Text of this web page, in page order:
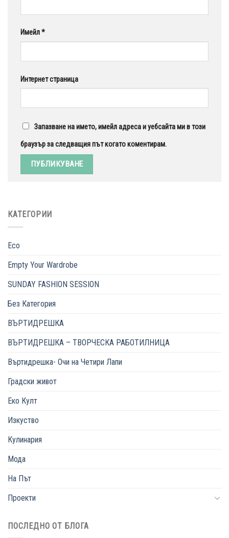
Имейл*
Интернет страница
Запазване на името, имейл адреса и уебсайта ми в този
браузър за следващия път когато коментирам.
КАТЕГОРИИ
Eco
Empty Your Wardrobe
SUNDAY FASHION SESSION
Без Категория
ВЪРТИДРЕШКА
ВЪРТИДРЕШКА – ТВОРЧЕСКА РАБОТИЛНИЦА
Въртидрешка- Очи на Четири Лапи
Градски живот
Еко Култ
Изкуство
Кулинария
Мода
На Път
Проекти
ПОСЛЕДНО ОТ БЛОГА